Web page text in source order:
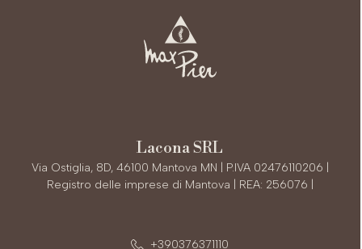
Lacona SRL
Via Ostiglia, 8D, 46100 Mantova MN | P.IVA 02476110206 |
Registro delle imprese di Mantova | REA: 256076 |
+390376371110